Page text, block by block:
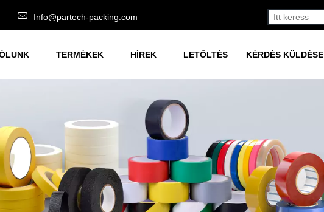
Info@partech-packing.com
TERMÉKEK HÍREK LETÖLTÉS KÉRDÉS KÜLDÉSE